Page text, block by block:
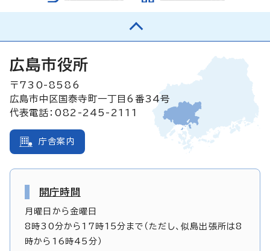
広島市役所
〒730-8586
広島市中区国泰寺町一丁目6番34号
代表電話：082-245-2111
庁舎案内
開庁時間
月曜日から金曜日
8時30分から17時15分まで（ただし、似島出張所は8
時から16時45分）